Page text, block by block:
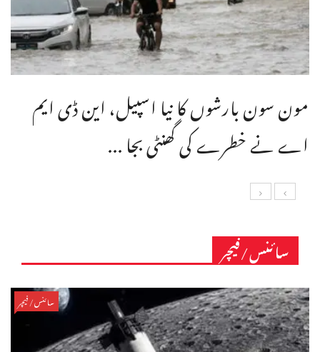
مون سون بارشوں کا نیا اسپیل، این ڈی ایم
اے نے خطرے کی گھنٹی بجا ...
سائنس/فیچر
سائنس/فیچر